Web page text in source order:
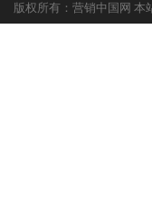
版权所有：营销中国网 本